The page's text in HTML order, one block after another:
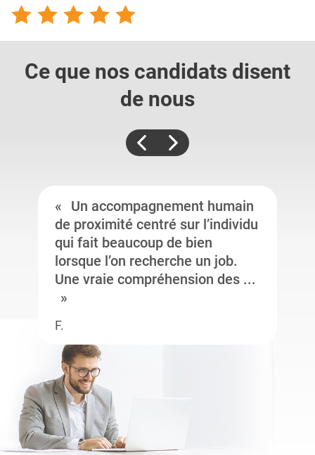
Ce que nos candidats disent
de nous
Un accompagnement humain
de proximité centré sur l’individu
qui fait beaucoup de bien
lorsque l’on recherche un job.
Une vraie compréhension des ...
F.